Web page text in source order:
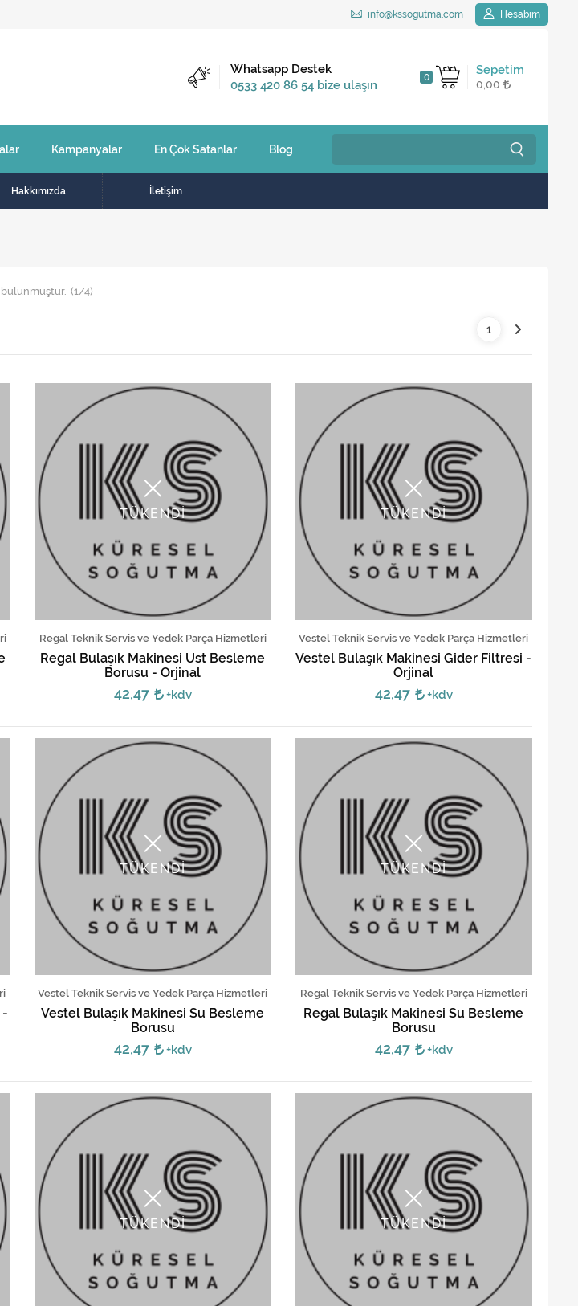
info@kssogutma.com Hesabım
Sepetim
0
0,00
Kargo Bedava
2.500 TL ve üzeri
Whatsapp Destek
0533 420 86 54 bize ulaşın
Kampanyalar En Çok Satanlar Blog
Hakkımızda İletişim
(1/4)
1
TÜKENDİ
Regal Teknik Servis ve Yedek Parça Hizmetleri
Regal Bulaşık Makinesi Üst Besleme
Borusu - Orjinal
42,47 +kdv
TÜKENDİ
Vestel Teknik Servis ve Yedek Parça Hizmetleri
Vestel Bulaşık Makinesi Gider Filtresi -
Orjinal
42,47 +kdv
-
TÜKENDİ
Vestel Teknik Servis ve Yedek Parça Hizmetleri
Vestel Bulaşık Makinesi Su Besleme
Borusu
42,47 +kdv
TÜKENDİ
Regal Teknik Servis ve Yedek Parça Hizmetleri
Regal Bulaşık Makinesi Su Besleme
Borusu
42,47 +kdv
TÜKENDİ TÜKENDİ